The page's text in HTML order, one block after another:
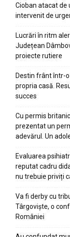
Cioban atacat de
intervenit de
Lucrări în ritm
Județean
proiecte rutiere
Destin frânt într-
propria casă.
succes
Cu permis
prezentat un
adevărul. Un
Evaluarea
reputat cadru
nu trebuie priviți
Va fi derby cu
Târgoviște, o
României